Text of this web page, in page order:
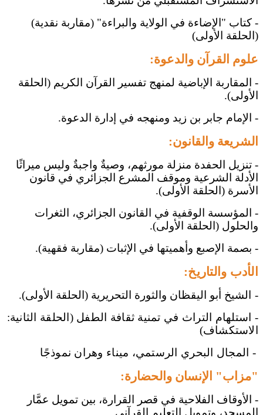
- كتاب "الإضاءة في الولاية والبراءة" (مقاربة نقدية)
(الحلقة الأولى)
علوم القرآن والدعوة:
- المقاربة الإباضية لمنهج تفسير القرآن الكريم (الحلقة
الأولى).
- الإمام جابر بن زيد ومنهجه في إدارة الدعوة.
الشريعة والقانون:
- تنزيل الحفدة منزلة مورثهم، وصيةٌ واجبةٌ وليس ميراثًا
الأدلة الشرعية وموقف المشرع الجزائري في قانون
الأسرة (الحلقة الأولى).
- المؤسسة الوقفية في القانون الجزائري، الثغرات
والحلول (الحلقة الأولى).
- بصمة الإصبع وأهميتها في الإثبات (مقاربة فقهية).
الأدب والتاريخ:
- الشيخ أبو اليقظان والثورة التحريرية (الحلقة الأولى).
- استلهام التراث في تمنية ثقافة الطفل (الحلقة الثانية:
الاستكشاف)
- المجال البحري الرستمي، ميناء وهران نموذجًا
"مزاب" الإنسان والحضارة:
- الأوقاف الفلاحية في قصر القرارة، بين تمويل عمَّار
المسجد، وتمويل التعليم القرآني.